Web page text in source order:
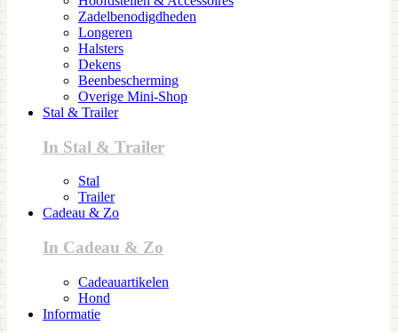
Zadelbenodigdheden
Longeren
Halsters
Dekens
Beenbescherming
Overige Mini-Shop
Stal & Trailer
In Stal & Trailer
Stal
Trailer
Cadeau & Zo
In Cadeau & Zo
Cadeauartikelen
Hond
Informatie